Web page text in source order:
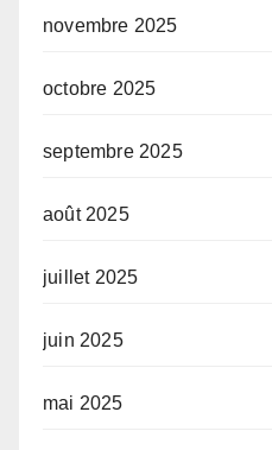
novembre 2025
octobre 2025
septembre 2025
août 2025
juillet 2025
juin 2025
mai 2025